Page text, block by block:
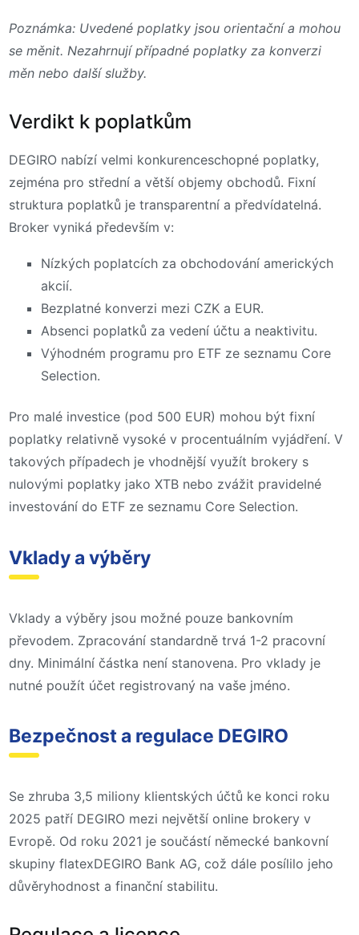
Poznámka: Uvedené poplatky jsou orientační a mohou
se měnit. Nezahrnují případné poplatky za konverzi
měn nebo další služby.
Verdikt k poplatkům
DEGIRO nabízí velmi konkurenceschopné poplatky,
zejména pro střední a větší objemy obchodů. Fixní
struktura poplatků je transparentní a předvídatelná.
Broker vyniká především v:
Nízkých poplatcích za obchodování amerických
akcií.
Bezplatné konverzi mezi CZK a EUR.
Absenci poplatků za vedení účtu a neaktivitu.
Výhodném programu pro ETF ze seznamu Core
Selection.
Pro malé investice (pod 500 EUR) mohou být fixní
poplatky relativně vysoké v procentuálním vyjádření. V
takových případech je vhodnější využít brokery s
nulovými poplatky jako XTB nebo zvážit pravidelné
investování do ETF ze seznamu Core Selection.
Vklady a výběry
Vklady a výběry jsou možné pouze bankovním
převodem. Zpracování standardně trvá 1-2 pracovní
dny. Minimální částka není stanovena. Pro vklady je
nutné použít účet registrovaný na vaše jméno.
Bezpečnost a regulace DEGIRO
Se zhruba 3,5 miliony klientských účtů ke konci roku
2025 patří DEGIRO mezi největší online brokery v
Evropě. Od roku 2021 je součástí německé bankovní
skupiny flatexDEGIRO Bank AG, což dále posílilo jeho
důvěryhodnost a finanční stabilitu.